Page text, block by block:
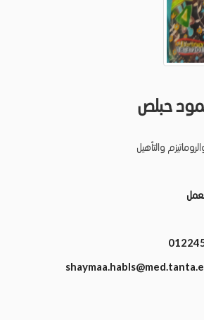
حبلص
والتأهيل